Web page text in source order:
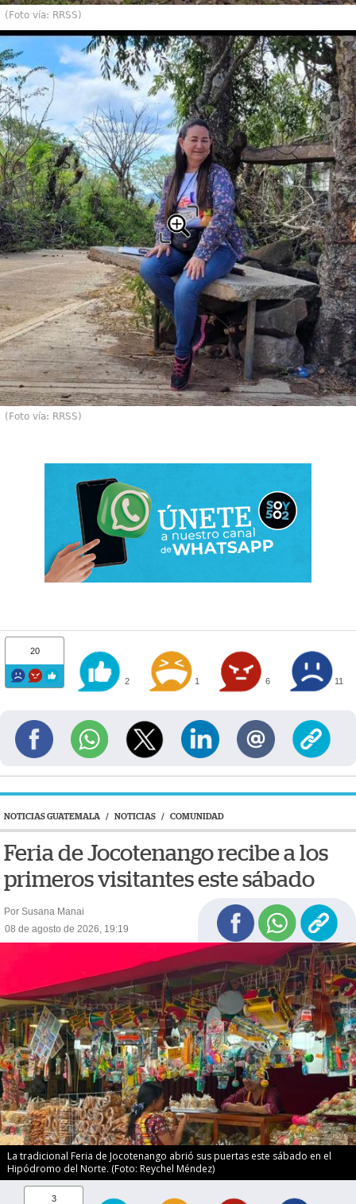
(Foto vía: RRSS)
(Foto vía: RRSS)
20
2 1 6 11
NOTICIAS GUATEMALA / NOTICIAS / COMUNIDAD
Feria de Jocotenango recibe a los
primeros visitantes este sábado
Por Susana Manai
08 de agosto de 2026, 19:19
La tradicional Feria de Jocotenango abrió sus puertas este sábado en el
Hipódromo del Norte. (Foto: Reychel Méndez)
3